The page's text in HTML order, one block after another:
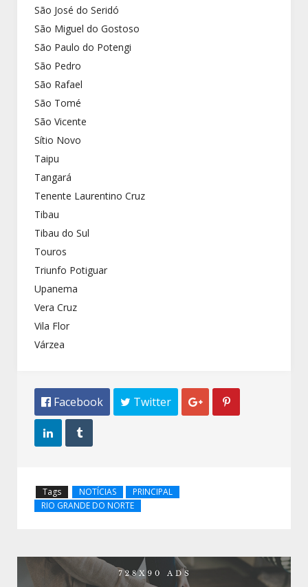
São José do Seridó
São Miguel do Gostoso
São Paulo do Potengi
São Pedro
São Rafael
São Tomé
São Vicente
Sítio Novo
Taipu
Tangará
Tenente Laurentino Cruz
Tibau
Tibau do Sul
Touros
Triunfo Potiguar
Upanema
Vera Cruz
Vila Flor
Várzea
 Facebook  Twitter  
 
Tags NOTÍCIAS
PRINCIPAL
RIO GRANDE DO NORTE